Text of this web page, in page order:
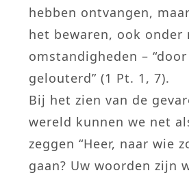
hebben ontvangen,
het bewaren, ook onder
omstandigheden –
gelouterd” (1 Pt. 1, 7).
Bij het zien van de
wereld kunnen we net
zeggen “Heer, naar wie
gaan? Uw woorden zijn